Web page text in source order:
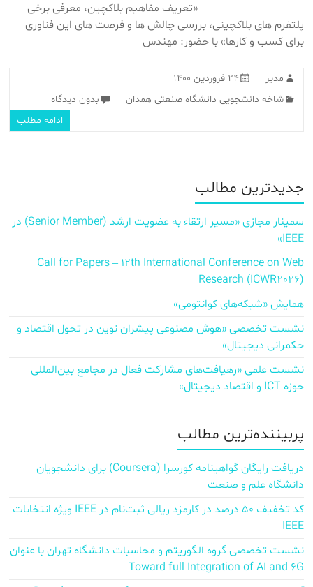
«تعریف مفاهیم بلاکچین، معرفی برخی
پلتفرم های بلاکچینی، بررسی چالش ها و فرصت های این فناوری
برای کسب و کارها» با حضور: مهندس
مدیر
۲۴ فروردین ۱۴۰۰
شاخه دانشجویی دانشگاه صنعتی همدان
بدون دیدگاه
ادامه مطلب
جدیدترین مطالب
سمینار مجازی «مسیر ارتقاء به عضویت ارشد (Senior Member) در
IEEE»
Call for Papers – 12th International Conference on Web
Research (ICWR2026)
همایش «شبکه‌های کوانتومی»
نشست تخصصی «هوش مصنوعی پیشران نوین در تحول اقتصاد و
حکمرانی دیجیتال»
نشست علمی «رهیافت‌های مشارکت فعال در مجامع بین‌المللی
حوزه ICT و اقتصاد دیجیتال»
پربیننده‌ترین مطالب
دریافت رایگان گواهینامه کورسرا (Coursera) برای دانشجویان
دانشگاه علم و صنعت
کد تخفیف ۵۰ درصد در کارمزد ریالی ثبت‌نام در IEEE ویژه انتخابات
IEEE
نشست تخصصی گروه الگوریتم و محاسبات دانشگاه تهران با عنوان
Toward full Integration of AI and 6G